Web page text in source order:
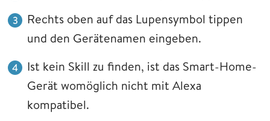
Rechts oben auf das Lupensymbol tippen
und den Gerätenamen eingeben.
Ist kein Skill zu finden, ist das Smart-Home-
Gerät womöglich nicht mit Alexa
kompatibel.